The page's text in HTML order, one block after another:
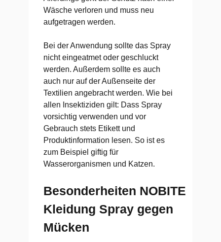
Wäsche verloren und muss neu
aufgetragen werden.
Bei der Anwendung sollte das Spray
nicht eingeatmet oder geschluckt
werden. Außerdem sollte es auch
auch nur auf der Außenseite der
Textilien angebracht werden. Wie bei
allen Insektiziden gilt: Dass Spray
vorsichtig verwenden und vor
Gebrauch stets Etikett und
Produktinformation lesen. So ist es
zum Beispiel giftig für
Wasserorganismen und Katzen.
Besonderheiten NOBITE
Kleidung Spray gegen
Mücken